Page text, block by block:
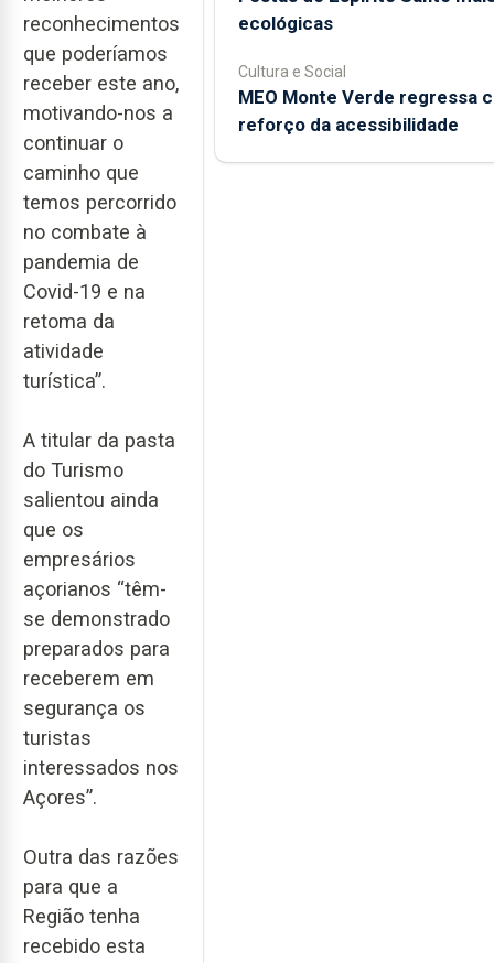
reconhecimentos
que poderíamos
receber este ano,
motivando-nos a
continuar o
caminho que
temos percorrido
no combate à
pandemia de
Covid-19 e na
retoma da
atividade
turística”.
A titular da pasta
do Turismo
salientou ainda
que os
empresários
açorianos “têm-
se demonstrado
preparados para
receberem em
segurança os
turistas
interessados nos
Açores”.
Outra das razões
para que a
Região tenha
recebido esta
ecológicas
Cultura e Social
MEO Monte Verde regressa
reforço da acessibilidade